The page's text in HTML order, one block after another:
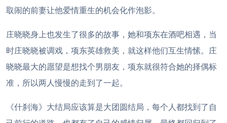
取闹的前妻让他爱情重生的机会化作泡影。
庄晓晓身上也发生了很多的故事，她和项东在酒吧相遇，当
时庄晓晓被调戏，项东英雄救美，就这样他们互生情愫。庄
晓晓最大的愿望是想找个男朋友，项东就很符合她的择偶标
准，所以两人慢慢的走到了一起。
《什刹海》大结局应该算是大团圆结局，每个人都找到了自